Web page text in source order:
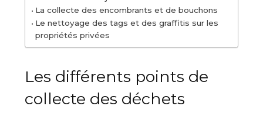
La collecte des encombrants et de bouchons
Le nettoyage des tags et des graffitis sur les
propriétés privées
Les différents points de
collecte des déchets